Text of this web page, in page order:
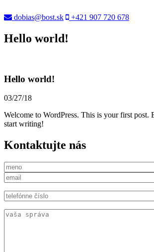
dobias@bost.sk +421 907 720 678
Hello world!
Hello world!
03/27/18
Welcome to WordPress. This is your first post.
start writing!
Kontaktujte nás